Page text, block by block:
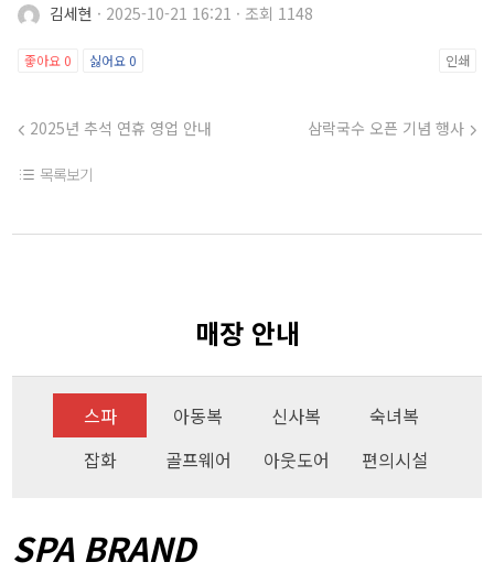
김세현 · 2025-10-21 16:21 · 조회 1148
좋아요 0 싫어요0 인쇄
2025년 추석 연휴 영업 안내 삼락국수 오픈 기념 행사
목록보기
매장 안내
스파 아동복 신사복
숙녀복
잡화
골프웨어 아웃도어 편의시설
SPA BRAND